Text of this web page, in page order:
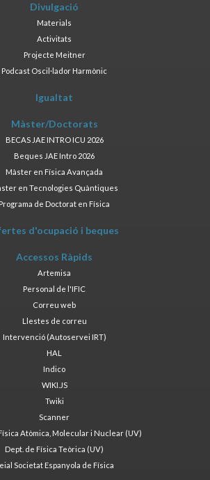
Divulgació
Materials
Activitats
Projecte Meitner
Podcast Oscil·lador Harmònic
Igualtat
Màster/Doctorats
BECAS JAE INTRO ICU 2026
Beques JAE Intro 2026
Màster en Física Avançada
en Tecnologies Quàntiques
Programa de Doctorat en Física
d'ocupació i beques
Accessos Ràpids
Artemisa
Personal de l'IFIC
Correu web
Llestes de correu
Intervenció (Autoservei IRT)
HAL
Indico
WIKI.JS
Twiki
Scanner
Atòmica, Molecular i Nuclear (UV)
Dept. de Física Teòrica (UV)
Societat Espanyola de Física